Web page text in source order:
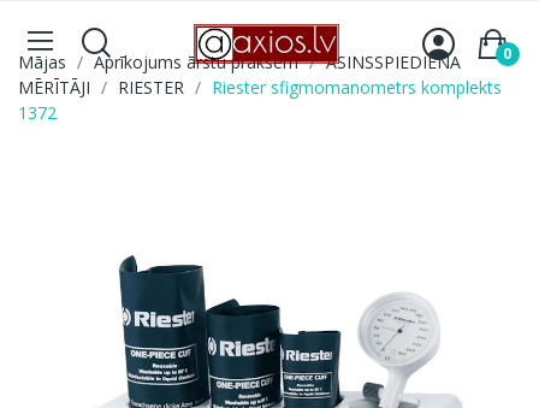
0
Mājas Aprīkojums ārstu praksēm
ASINSSPIEDIENA
MĒRĪTĀJI
RIESTER
Riester sfigmomanometrs komplekts
1372